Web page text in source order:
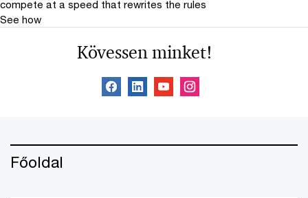
compete at a speed that rewrites the rules
See how
Kövessen minket!
Főoldal